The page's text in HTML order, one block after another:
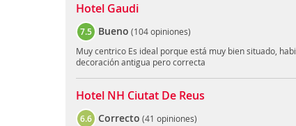
Hotel Gaudi
7.5 Bueno (104 opiniones)
Muy centrico Es ideal porque está muy bien situado,
decoración antigua pero correcta
Hotel NH Ciutat De Reus
6.6 Correcto (41 opiniones)